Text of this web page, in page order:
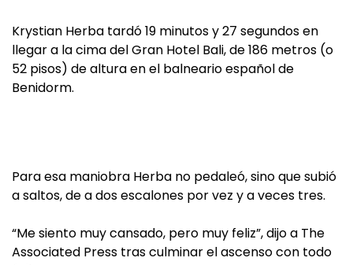
Krystian Herba tardó 19 minutos y 27 segundos en
llegar a la cima del Gran Hotel Bali, de 186 metros (o
52 pisos) de altura en el balneario español de
Benidorm.
Para esa maniobra Herba no pedaleó, sino que subió
a saltos, de a dos escalones por vez y a veces tres.
“Me siento muy cansado, pero muy feliz”, dijo a The
Associated Press tras culminar el ascenso con todo